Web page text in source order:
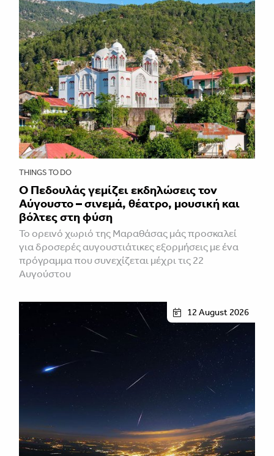
THINGS TO DO
Ο Πεδουλάς γεμίζει εκδηλώσεις τον
Αύγουστο – σινεμά, θέατρο, μουσική και
βόλτες στη φύση
Το ορεινό χωριό της Μαραθάσας μάς προσκαλεί
για δροσερές αυγουστιάτικες εξορμήσεις με ένα
πρόγραμμα που συνεχίζεται μέχρι τις 22
Αυγούστου
12 August 2026